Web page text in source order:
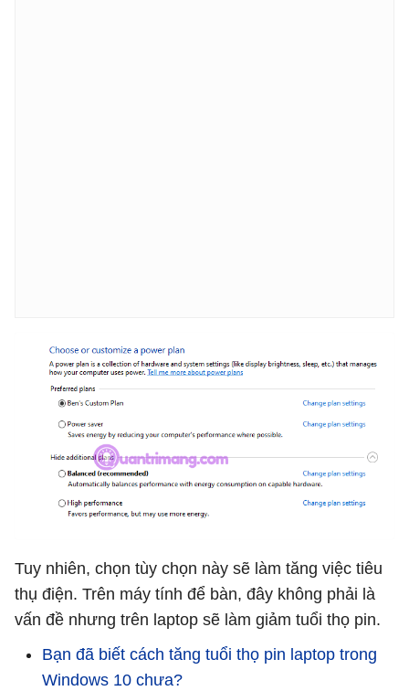
Tuy nhiên, chọn tùy chọn này sẽ làm tăng việc tiêu
thụ điện. Trên máy tính để bàn, đây không phải là
vấn đề nhưng trên laptop sẽ làm giảm tuổi thọ pin.
Bạn đã biết cách tăng tuổi thọ pin laptop trong
Windows 10 chưa?